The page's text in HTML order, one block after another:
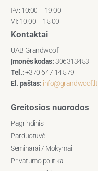
I-V: 10:00 – 19:00
VI: 10:00 – 15:00
Kontaktai
UAB Grandwoof
Įmonės kodas:306313453
Tel.:+370 647 14 579
El. paštas: info@grandwoof.lt
Greitosios nuorodos
Pagrindinis
Parduotuvė
Seminarai / Mokymai
Privatumo politika